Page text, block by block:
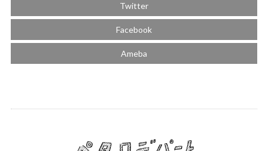
Twitter
Facebook
Ameba